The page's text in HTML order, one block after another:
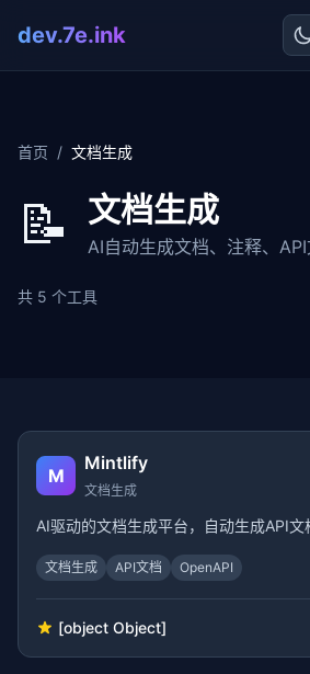
dev.7e.ink
首页 / 文档生成
📝 文档生成
AI自动生成文档、注释、
共 5 个工具
M
Mintlify
文档生成
AI驱动的文档生成平台，自动生成API文
文档生成 API文档 OpenAPI
[object Object]